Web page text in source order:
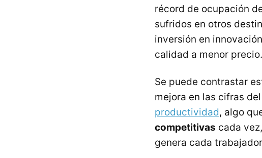
récord de ocupación
sufridos en otros
inversión en
calidad a menor precio.
Se puede contrastar
mejora en las cifras
productividad, algo
competitivas cada
genera cada